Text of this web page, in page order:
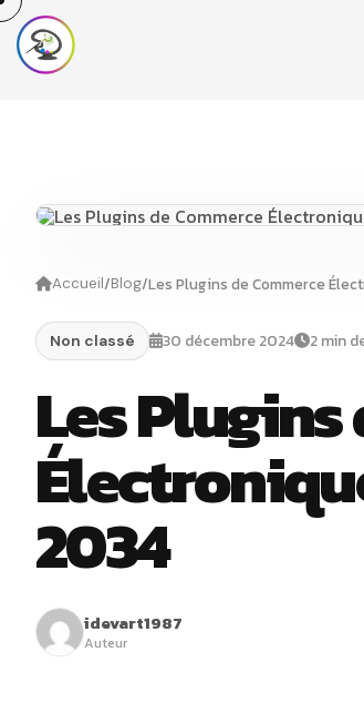
Accueil/Blog/Les Plugins de Commerce
Non classé 30 décembre 2024 2 min
Les Plugins
2034
idevart1987
Auteur